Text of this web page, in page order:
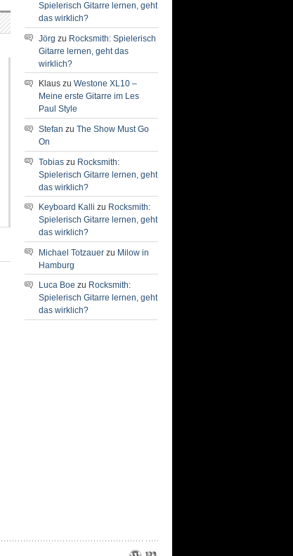
Spielerisch Gitarre lernen, geht
das wirklich?
Jörg zu Rocksmith: Spielerisch
Gitarre lernen, geht das
wirklich?
Klaus zu Westone XL10 –
Meine erste Gitarre im Les
Paul Style
Stefan zu The Show Must Go
On
Tobias zu Rocksmith:
Spielerisch Gitarre lernen, geht
das wirklich?
Keyboard Kalli zu Rocksmith:
Spielerisch Gitarre lernen, geht
das wirklich?
Michael Totzauer zu Milow in
Hamburg
Luca Boe zu Rocksmith:
Spielerisch Gitarre lernen, geht
das wirklich?